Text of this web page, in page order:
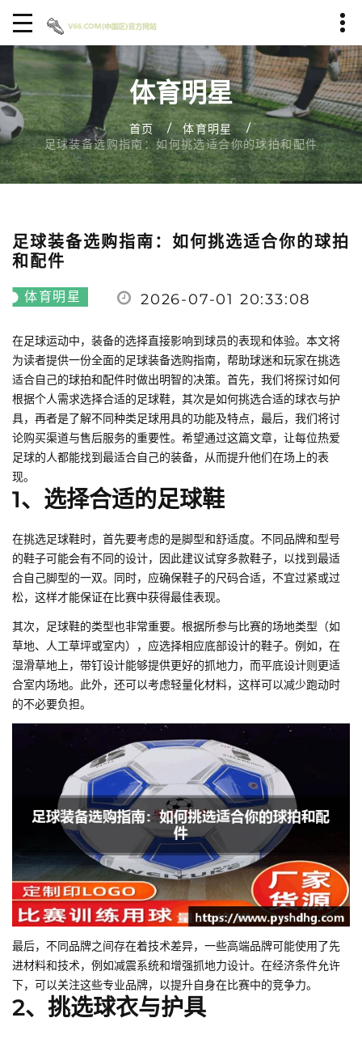
体育明星
首页
体育明星
足球装备选购指南：如何挑选适合你的球拍和配件
足球装备选购指南：如何挑选适合你的球拍
和配件
体育明星 2026-07-01 20:33:08
在足球运动中，装备的选择直接影响到球员的表现和体验。本文将
为读者提供一份全面的足球装备选购指南，帮助球迷和玩家在挑选
适合自己的球拍和配件时做出明智的决策。首先，我们将探讨如何
根据个人需求选择合适的足球鞋，其次是如何挑选合适的球衣与护
具，再者是了解不同种类足球用具的功能及特点，最后，我们将讨
论购买渠道与售后服务的重要性。希望通过这篇文章，让每位热爱
足球的人都能找到最适合自己的装备，从而提升他们在场上的表
现。
1、选择合适的足球鞋
在挑选足球鞋时，首先要考虑的是脚型和舒适度。不同品牌和型号
的鞋子可能会有不同的设计，因此建议试穿多款鞋子，以找到最适
合自己脚型的一双。同时，应确保鞋子的尺码合适，不宜过紧或过
松，这样才能保证在比赛中获得最佳表现。
其次，足球鞋的类型也非常重要。根据所参与比赛的场地类型（如
草地、人工草坪或室内），应选择相应底部设计的鞋子。例如，在
湿滑草地上，带钉设计能够提供更好的抓地力，而平底设计则更适
合室内场地。此外，还可以考虑轻量化材料，这样可以减少跑动时
的不必要负担。
最后，不同品牌之间存在着技术差异，一些高端品牌可能使用了先
进材料和技术，例如减震系统和增强抓地力设计。在经济条件允许
下，可以关注这些专业品牌，以提升自身在比赛中的竞争力。
2、挑选球衣与护具